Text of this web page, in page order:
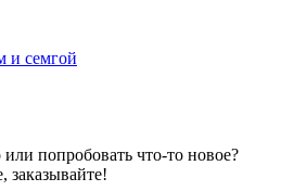
и семгой
1 страниц)
попробовать что-то новое?
заказывайте!